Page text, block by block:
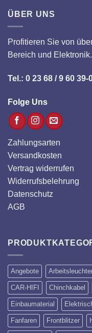
ÜBER UNS
Profitieren Sie von
Bereich und Elektronik.
Tel.: 0 23 68 / 9 60 39-
Folge Uns
Zahlungsarten
Versandkosten
Vertrag widerrufen
Widerrufsbelehrung
Datenschutz
AGB
Angebote
CAR-HIFI Chinchkabel
Einbaumaterial
Fanfaren Frontblitzer